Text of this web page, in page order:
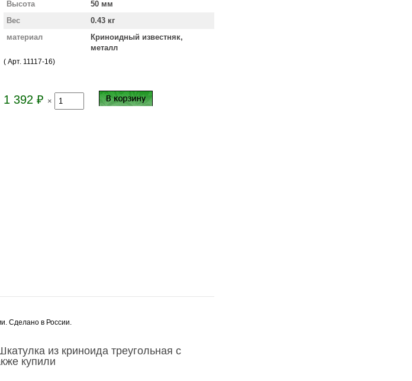
Высота
50 мм
Вес
0.43 кг
материал
Криноидный известняк,
металл
( Арт. 11117-16)
1 392 ₽ ×
Сделано в России.
из криноида треугольная с
купили